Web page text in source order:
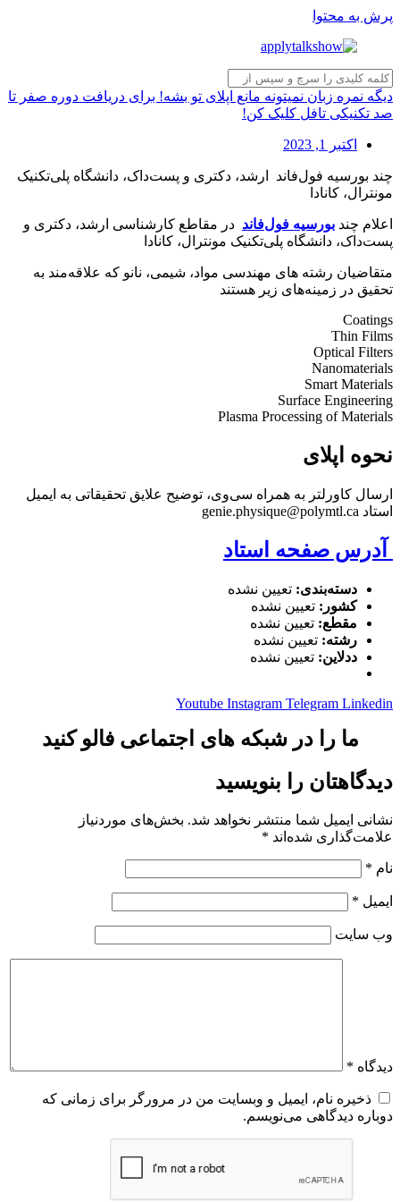
پرش به محتوا
دیگه نمره زبان نمیتونه مانع اپلای تو بشه! برای دریافت دوره صفر تا
صد تکنیکی تافل کلیک کن!
اکتبر 1, 2023
چند بورسیه فول‌فاند ارشد، دکتری و پست‌داک، دانشگاه پلی‌تکنیک
مونترال، کانادا
اعلام چند بورسیه فول‌فاند در مقاطع کارشناسی ارشد، دکتری و
پست‌داک، دانشگاه پلی‌تکنیک مونترال، کانادا
متقاضیان رشته های مهندسی مواد، شیمی، نانو که علاقه‌مند به
تحقیق در زمینه‌های زیر هستند
Coatings
Thin Films
Optical Filters
Nanomaterials
Smart Materials
Surface Engineering
Plasma Processing of Materials
نحوه اپلای
ارسال کاورلتر به همراه سی‌وی، توضیح علایق تحقیقاتی به ایمیل
استاد genie.physique@polymtl.ca
آدرس صفحه استاد
دسته‌بندی: تعیین نشده
کشور: تعیین نشده
مقطع: تعیین نشده
رشته: تعیین نشده
ددلاین: تعیین نشده
Youtube Instagram Telegram Linkedin
ما را در شبکه های اجتماعی فالو کنید
دیدگاهتان را بنویسید
نشانی ایمیل شما منتشر نخواهد شد. بخش‌های موردنیاز
علامت‌گذاری شده‌اند *
نام *
ایمیل *
وب‌ سایت
دیدگاه *
ذخیره نام، ایمیل و وبسایت من در مرورگر برای زمانی که
دوباره دیدگاهی می‌نویسم.